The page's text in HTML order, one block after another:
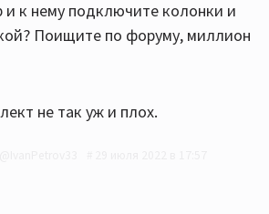
и к нему подключите колонки и
Поищите по форуму, миллион
не так уж и плох.